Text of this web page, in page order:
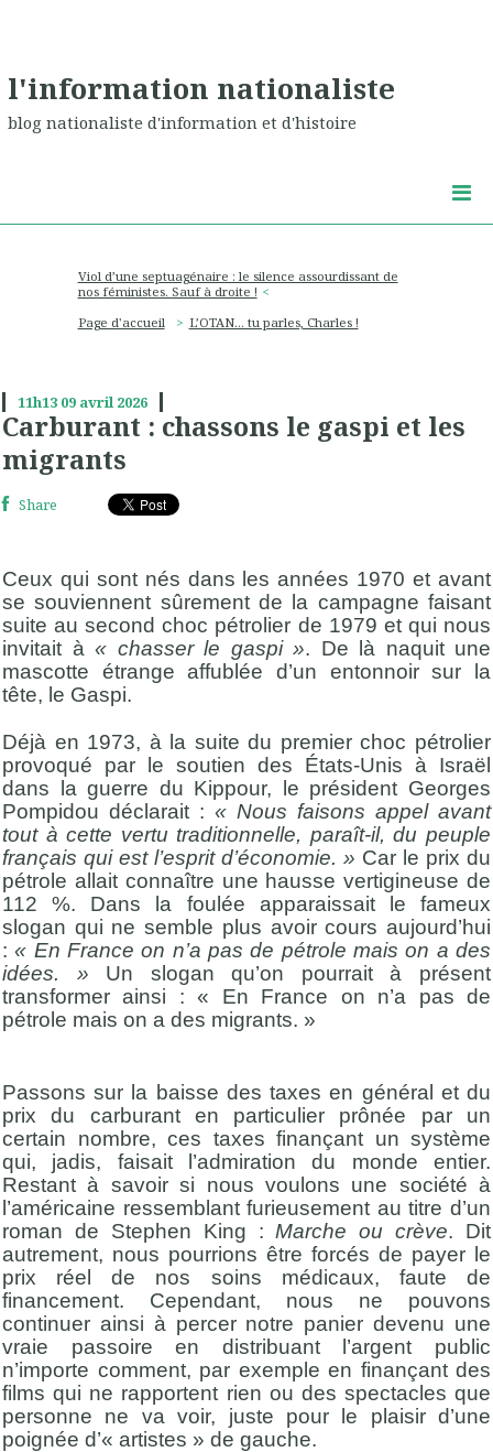
l'information nationaliste
blog nationaliste d'information et d'histoire
Viol d’une septuagénaire : le silence assourdissant de
nos féministes. Sauf à droite !
Page d'accueil
L’OTAN… tu parles, Charles !
11h13 09 avril 2026
Carburant : chassons le gaspi et les
migrants
Share
Ceux qui sont nés dans les années 1970 et avant
se souviennent sûrement de la campagne faisant
suite au second choc pétrolier de 1979 et qui nous
invitait à « chasser le gaspi ». De là naquit une
mascotte étrange affublée d’un entonnoir sur la
tête, le Gaspi.
Déjà en 1973, à la suite du premier choc pétrolier
provoqué par le soutien des États-Unis à Israël
dans la guerre du Kippour, le président Georges
Pompidou déclarait : « Nous faisons appel avant
tout à cette vertu traditionnelle, paraît-il, du peuple
français qui est l’esprit d’économie. » Car le prix du
pétrole allait connaître une hausse vertigineuse de
112 %. Dans la foulée apparaissait le fameux
slogan qui ne semble plus avoir cours aujourd’hui
:« En France on n’a pas de pétrole mais on a des
idées. » Un slogan qu’on pourrait à présent
transformer ainsi : « En France on n’a pas de
pétrole mais on a des migrants. »
Passons sur la baisse des taxes en général et du
prix du carburant en particulier prônée par un
certain nombre, ces taxes finançant un système
qui, jadis, faisait l’admiration du monde entier.
Restant à savoir si nous voulons une société à
l’américaine ressemblant furieusement au titre d’un
roman de Stephen King :Marche ou crève. Dit
autrement, nous pourrions être forcés de payer le
prix réel de nos soins médicaux, faute de
financement. Cependant, nous ne pouvons
continuer ainsi à percer notre panier devenu une
vraie passoire en distribuant l’argent public
n’importe comment, par exemple en finançant des
films qui ne rapportent rien ou des spectacles que
personne ne va voir, juste pour le plaisir d’une
poignée d’« artistes » de gauche.